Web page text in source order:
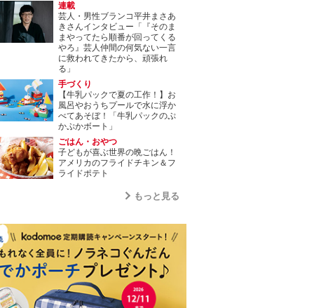
連載
芸人・男性ブランコ平井まさあ
きさんインタビュー「『そのま
まやってたら順番が回ってくる
やろ』芸人仲間の何気ない一言
に救われてきたから、頑張れ
る」
手づくり
【牛乳パックで夏の工作！】お
風呂やおうちプールで水に浮か
べてあそぼ！「牛乳パックのぷ
かぷかボート」
ごはん・おやつ
子どもが喜ぶ世界の晩ごはん！
アメリカのフライドチキン＆フ
ライドポテト
もっと見る